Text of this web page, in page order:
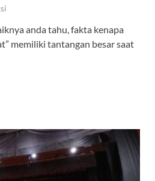
anda tahu, fakta kenapa
memiliki tantangan besar saat